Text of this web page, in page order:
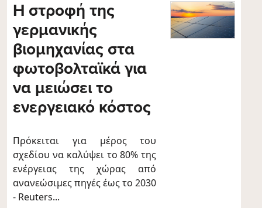
Η στροφή της
γερμανικής
βιομηχανίας στα
φωτοβολταϊκά για
να μειώσει το
ενεργειακό κόστος
Πρόκειται για μέρος του
σχεδίου να καλύψει το 80% της
ενέργειας της χώρας από
ανανεώσιμες πηγές έως το 2030
- Reuters...